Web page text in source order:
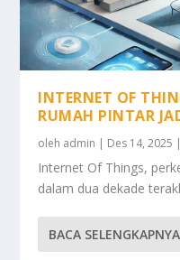
INTERNET OF
RUMAH PINTAR
oleh admin | Des 14, 2025 |
Internet Of Things,
dalam dua dekade
BACA SELENGKAPNYA